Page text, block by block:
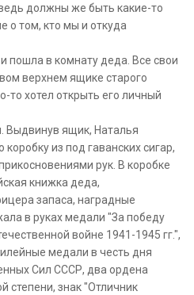
должны же быть какие-то
о том, кто мы и откуда
пошла в комнату деда. Все свои
верхнем ящике старого
то хотел открыть его личный
Выдвинув ящик, Наталья
из под гаванских сигар,
рук. В коробке
книжка деда,
запаса, наградные
в руках медали "За победу
войне 1941-1945 гг.",
медали в честь дня
Сил СССР, два ордена
степени, знак "Отличник